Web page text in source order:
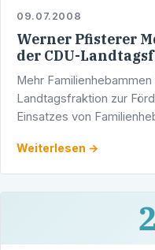
09.07.2008
Werner Pfisterer
der CDU-
Mehr
Landtagsfraktion zur
Einsatzes von
Weiterlesen →